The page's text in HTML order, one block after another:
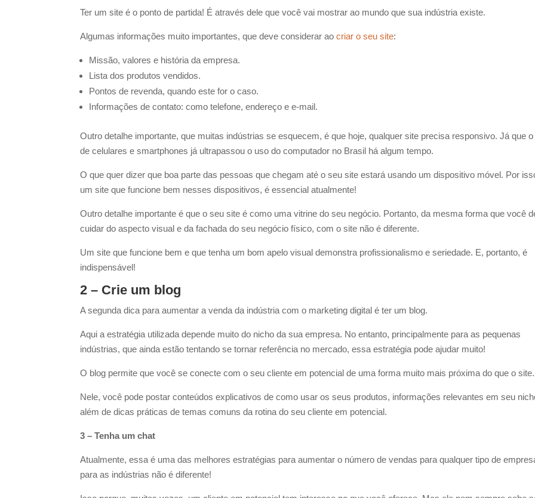
Ter um site é o ponto de partida! É através dele que você vai mostrar ao mundo que sua indústria existe.
Algumas informações muito importantes, que deve considerar aocriar o seu site:
Missão, valores e história da empresa.
Lista dos produtos vendidos.
Pontos de revenda, quando este for o caso.
Informações de contato: como telefone, endereço e e-mail.
Outro detalhe importante, que muitas indústrias se esquecem, é que hoje, qualquer site precisa responsivo. Já que
de celulares e smartphones já ultrapassou o uso do computador no Brasil há algum tempo.
O que quer dizer que boa parte das pessoas que chegam até o seu site estará usando um dispositivo móvel. Por
um site que funcione bem nesses dispositivos, é essencial atualmente!
Outro detalhe importante é que o seu site é como uma vitrine do seu negócio. Portanto, da mesma forma que você
cuidar do aspecto visual e da fachada do seu negócio físico, com o site não é diferente.
Um site que funcione bem e que tenha um bom apelo visual demonstra profissionalismo e seriedade. E, portanto, é
indispensável!
2 – Crie um blog
A segunda dica para aumentar a venda da indústria com o marketing digital é ter um blog.
Aqui a estratégia utilizada depende muito do nicho da sua empresa. No entanto, principalmente para as pequenas
indústrias, que ainda estão tentando se tornar referência no mercado, essa estratégia pode ajudar muito!
O blog permite que você se conecte com o seu cliente em potencial de uma forma muito mais próxima do que o site.
Nele, você pode postar conteúdos explicativos de como usar os seus produtos, informações relevantes em seu
além de dicas práticas de temas comuns da rotina do seu cliente em potencial.
3 – Tenha um chat
Atualmente, essa é uma das melhores estratégias para aumentar o número de vendas para qualquer tipo de
para as indústrias não é diferente!